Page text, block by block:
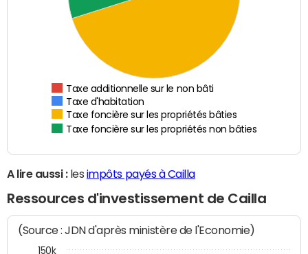
Taxe additionnelle sur le non bâti
Taxe d'habitation
Taxe foncière sur les propriétés bâties
Taxe foncière sur les propriétés non bâties
A lire aussi :les impôts payés à Cailla
Ressources d'investissement de Cailla
(Source : JDN d'après ministère de l'Economie)
150k